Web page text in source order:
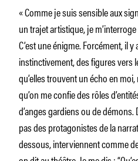
« Comme je suis sensible aux
un trajet artistique, je
C’est une énigme. Forcément, il
instinctivement, des figures vers
qu’elles trouvent un écho en
qu’on me confie des rôles
d’anges gardiens ou de
pas des protagonistes de la
dessous, interviennent comme